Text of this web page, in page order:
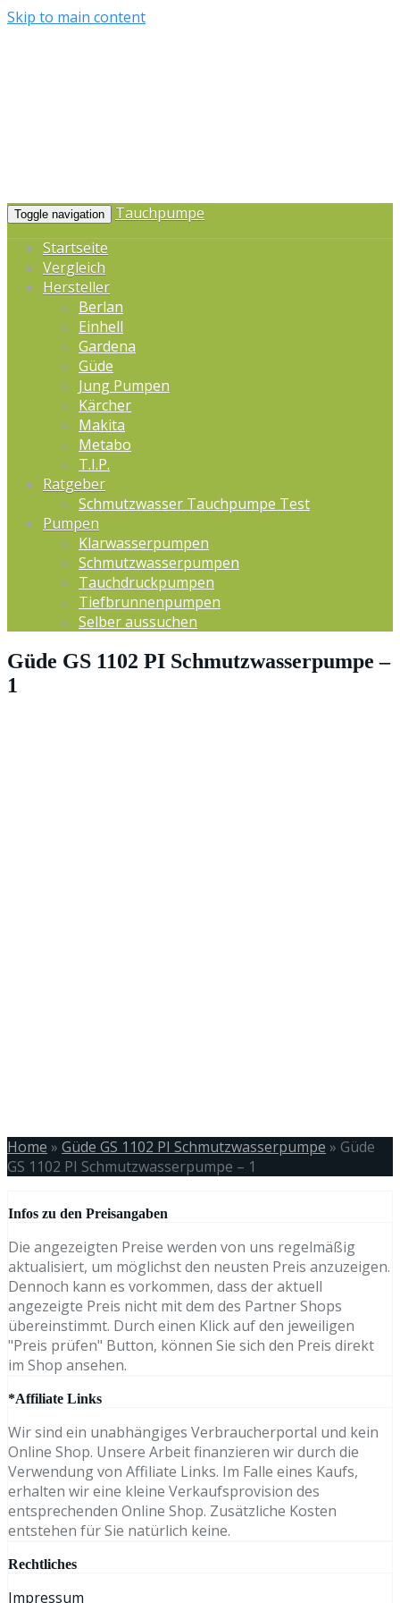
Skip to main content
Toggle navigation
Tauchpumpe
Startseite
Vergleich
Hersteller
Berlan
Einhell
Gardena
Güde
Jung Pumpen
Kärcher
Makita
Metabo
T.I.P.
Ratgeber
Schmutzwasser Tauchpumpe Test
Pumpen
Klarwasserpumpen
Schmutzwasserpumpen
Tauchdruckpumpen
Tiefbrunnenpumpen
Selber aussuchen
Güde GS 1102 PI Schmutzwasserpumpe –
1
Home » Güde GS 1102 PI Schmutzwasserpumpe » Güde
GS 1102 PI Schmutzwasserpumpe – 1
Infos zu den Preisangaben
Die angezeigten Preise werden von uns regelmäßig
aktualisiert, um möglichst den neusten Preis anzuzeigen.
Dennoch kann es vorkommen, dass der aktuell
angezeigte Preis nicht mit dem des Partner Shops
übereinstimmt. Durch einen Klick auf den jeweiligen
"Preis prüfen" Button, können Sie sich den Preis direkt
im Shop ansehen.
*Affiliate Links
Wir sind ein unabhängiges Verbraucherportal und kein
Online Shop. Unsere Arbeit finanzieren wir durch die
Verwendung von Affiliate Links. Im Falle eines Kaufs,
erhalten wir eine kleine Verkaufsprovision des
entsprechenden Online Shop. Zusätzliche Kosten
entstehen für Sie natürlich keine.
Rechtliches
Impressum